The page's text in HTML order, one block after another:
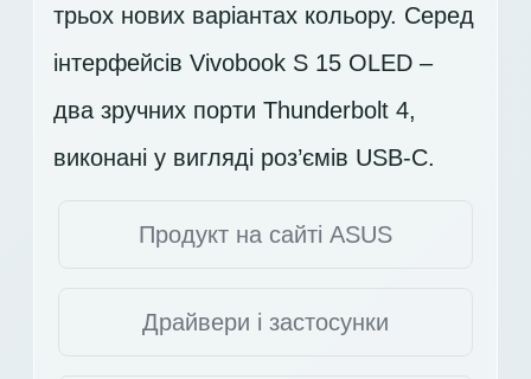
трьох нових варіантах кольору. Серед
інтерфейсів Vivobook S 15 OLED –
два зручних порти Thunderbolt 4,
виконані у вигляді роз’ємів USB-C.
Продукт на сайті ASUS
Драйвери і застосунки